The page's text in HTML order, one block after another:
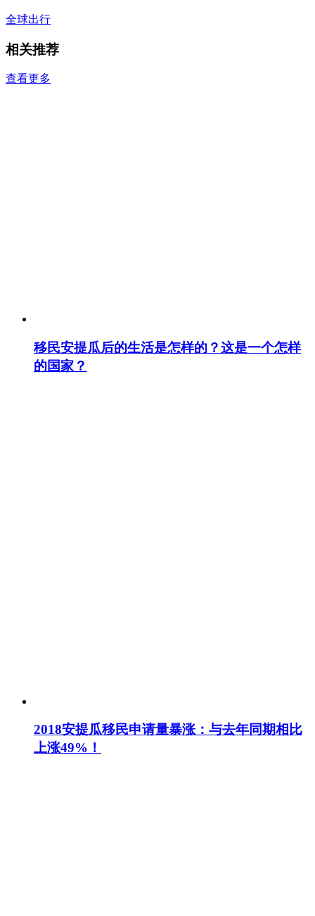
全球出行
相关推荐
查看更多
移民安提瓜后的生活是怎样的？这是一个怎样
的国家？
2018安提瓜移民申请量暴涨：与去年同期相比
上涨49%！